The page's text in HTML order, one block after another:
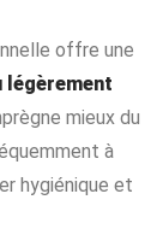
offre une
légèrement
mieux du
à
hygiénique et